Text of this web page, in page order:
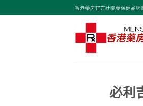
to
香港藥房官方壯陽藥保健品網
必利